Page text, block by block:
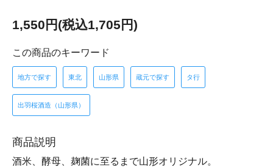
1,550円(税込1,705円)
この商品のキーワード
地方で探す 東北 山形県 蔵元で探す タ行
出羽桜酒造（山形県）
商品説明
酒米、酵母、麹菌に至るまで山形オリジナル。